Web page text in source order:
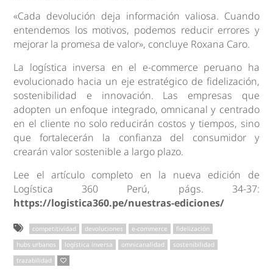
«Cada devolución deja información valiosa. Cuando
entendemos los motivos, podemos reducir errores y
mejorar la promesa de valor», concluye Roxana Caro.
La logística inversa en el e-commerce peruano ha
evolucionado hacia un eje estratégico de fidelización,
sostenibilidad e innovación. Las empresas que
adopten un enfoque integrado, omnicanal y centrado
en el cliente no solo reducirán costos y tiempos, sino
que fortalecerán la confianza del consumidor y
crearán valor sostenible a largo plazo.
Lee el artículo completo en la nueva edición de
Logística 360 Perú, págs. 34-37:
https://logistica360.pe/nuestras-ediciones/
competitividad devoluciones e-commerce
fidelización
hubs urbanos
logística inversa omnicanalidad
sostenibilidad
trazabilidad